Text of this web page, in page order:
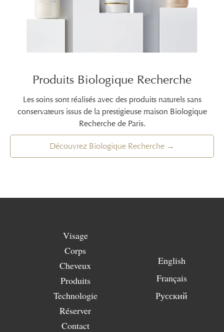
Produits Biologique Recherche
Les soins sont réalisés avec des produits naturels sans
conservateurs issus de la prestigieuse maison Biologique
Recherche de Paris.
Découvrez Biologique Recherche →
Visage
Corps
Cheveux
Produits
Technologie
Réserver
Contact
English
Français
Русский